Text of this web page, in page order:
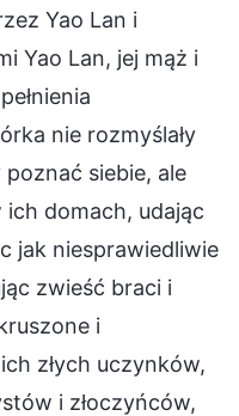
Yao Lan i
Yao Lan, jej mąż i
nie rozmyślały
poznać siebie, ale
ich domach, udając
jak niesprawiedliwie
zwieść braci i
i
złych uczynków,
i złoczyńców,